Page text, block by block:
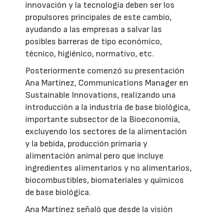
innovación y la tecnología deben ser los
propulsores principales de este cambio,
ayudando a las empresas a salvar las
posibles barreras de tipo económico,
técnico, higiénico, normativo, etc.
Posteriormente comenzó su presentación
Ana Martínez, Communications Manager en
Sustainable Innovations, realizando una
introducción a la industria de base biológica,
importante subsector de la Bioeconomía,
excluyendo los sectores de la alimentación
y la bebida, producción primaria y
alimentación animal pero que incluye
ingredientes alimentarios y no alimentarios,
biocombustibles, biomateriales y químicos
de base biológica.
Ana Martínez señaló que desde la visión